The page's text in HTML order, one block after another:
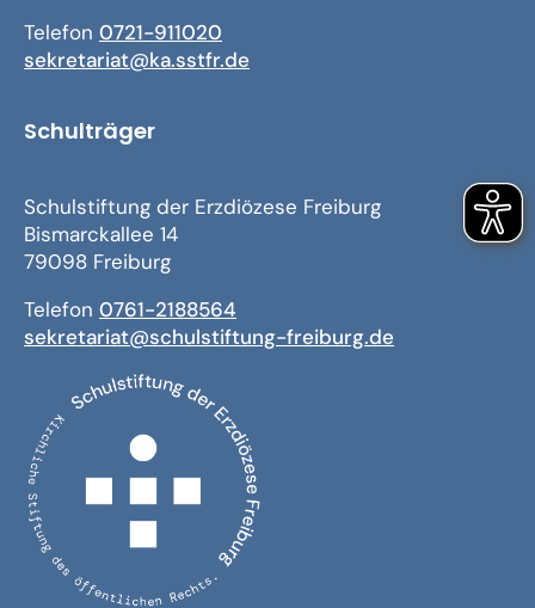
Telefon 0721-911020
sekretariat@ka.sstfr.de
Schulträger
Schulstiftung der Erzdiözese Freiburg
Bismarckallee 14
79098 Freiburg
Telefon 0761-2188564
sekretariat@schulstiftung-freiburg.de